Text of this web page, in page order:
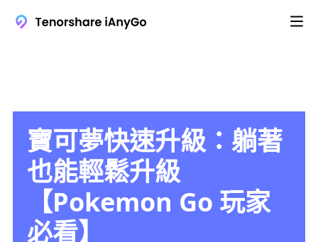
寶可夢快速升級：躺著
也能輕鬆升級
【Pokemon Go 玩家
必看】